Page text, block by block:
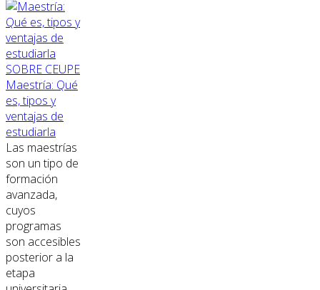
SOBRE CEUPE
Maestría: Qué
es, tipos y
ventajas de
estudiarla
Las maestrías
son un tipo de
formación
avanzada,
cuyos
programas
son accesibles
posterior a la
etapa